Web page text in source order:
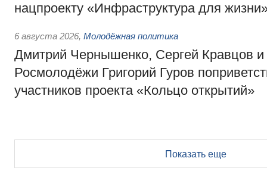
нацпроекту «Инфраструктура для
6 августа 2026, Молодёжная политика
Дмитрий Чернышенко, Сергей Кравцов и
Росмолодёжи Григорий Гуров
участников проекта «Кольцо открытий»
Показать еще